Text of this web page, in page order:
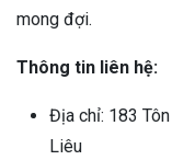
mong đợi.
Thông tin liên hệ:
Địa chỉ: 183
Liêu